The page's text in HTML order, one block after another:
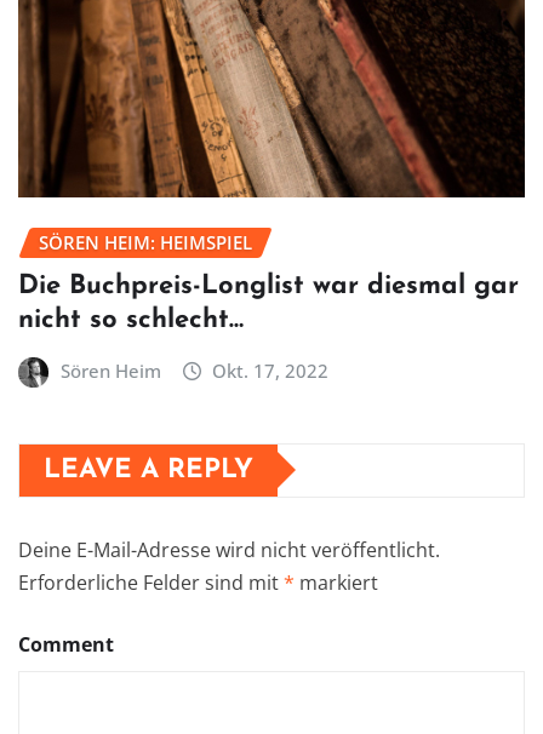
SÖREN HEIM: HEIMSPIEL
Die Buchpreis-Longlist war diesmal gar
nicht so schlecht…
Sören Heim Okt. 17, 2022
LEAVE A REPLY
Deine E-Mail-Adresse wird nicht veröffentlicht.
Erforderliche Felder sind mit* markiert
Comment